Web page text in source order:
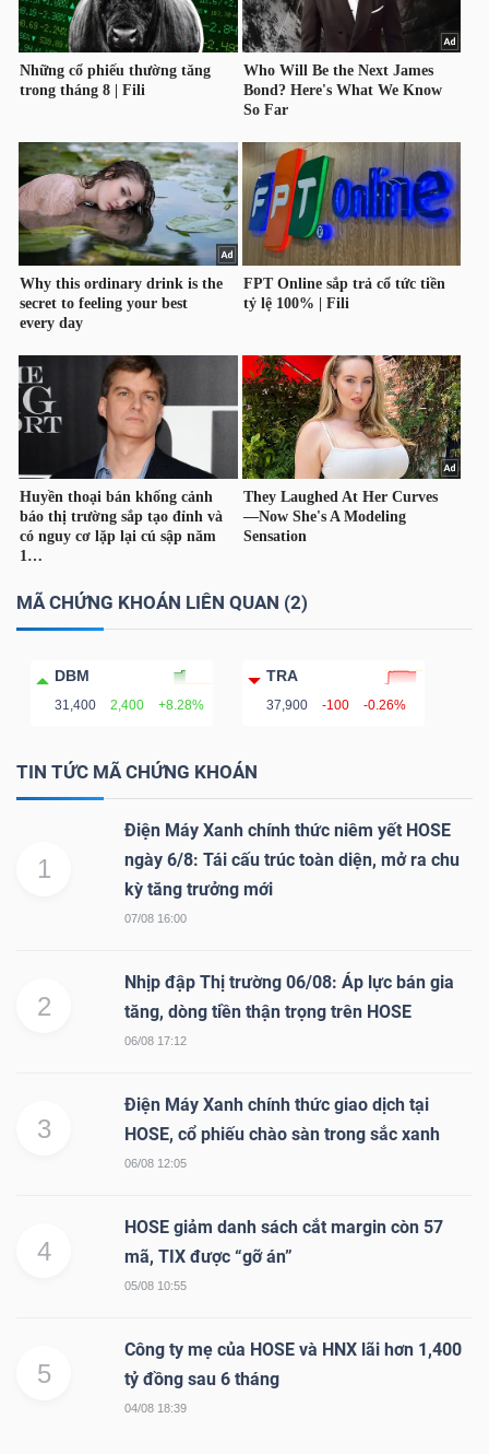
MÃ CHỨNG KHOÁN LIÊN QUAN (2)
DBM
31,400 2,400 +8.28%
TRA
37,900 -100 -0.26%
TIN TỨC MÃ CHỨNG KHOÁN
1
Điện Máy Xanh chính thức niêm yết HOSE
ngày 6/8: Tái cấu trúc toàn diện, mở ra chu
kỳ tăng trưởng mới
07/08 16:00
2
Nhịp đập Thị trường 06/08: Áp lực bán gia
tăng, dòng tiền thận trọng trên HOSE
06/08 17:12
3
Điện Máy Xanh chính thức giao dịch tại
HOSE, cổ phiếu chào sàn trong sắc xanh
06/08 12:05
4
HOSE giảm danh sách cắt margin còn 57
mã, TIX được “gỡ án”
05/08 10:55
5
Công ty mẹ của HOSE và HNX lãi hơn 1,400
tỷ đồng sau 6 tháng
04/08 18:39
CHÍNH
CÁ
NHÂN
PHÂN
TÍCH
VIETSTOCKFINANCE
MÔ
NGÀNH
DOANH
PHIẾU
PHÁI
TRÁI
CÔNG
XUẤT